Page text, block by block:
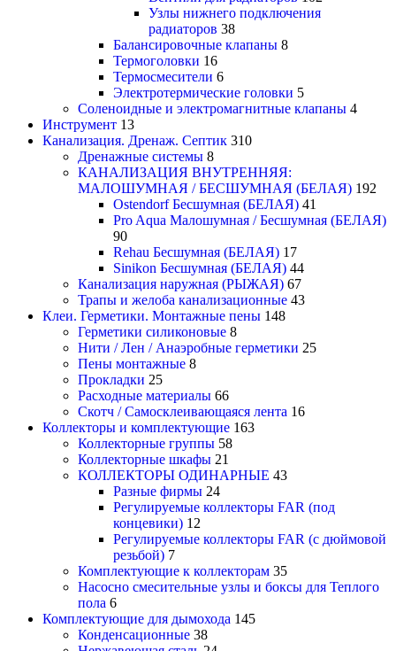
Узлы нижнего подключения
радиаторов 38
Балансировочные клапаны 8
Термоголовки 16
Термосмесители 6
Электротермические головки 5
Соленоидные и электромагнитные клапаны 4
Инструмент 13
Канализация. Дренаж. Септик 310
Дренажные системы 8
КАНАЛИЗАЦИЯ ВНУТРЕННЯЯ:
МАЛОШУМНАЯ / БЕСШУМНАЯ (БЕЛАЯ) 192
Ostendorf Бесшумная (БЕЛАЯ) 41
Pro Aqua Малошумная / Бесшумная (БЕЛАЯ)
90
Rehau Бесшумная (БЕЛАЯ) 17
Sinikon Бесшумная (БЕЛАЯ) 44
Канализация наружная (РЫЖАЯ) 67
Трапы и желоба канализационные 43
Клеи. Герметики. Монтажные пены 148
Герметики силиконовые 8
Нити / Лен / Анаэробные герметики 25
Пены монтажные 8
Прокладки 25
Расходные материалы 66
Скотч / Самосклеивающаяся лента 16
Коллекторы и комплектующие 163
Коллекторные группы 58
Коллекторные шкафы 21
КОЛЛЕКТОРЫ ОДИНАРНЫЕ 43
Разные фирмы 24
Регулируемые коллекторы FAR (под
концевики) 12
Регулируемые коллекторы FAR (с дюймовой
резьбой) 7
Комплектующие к коллекторам 35
Насосно смесительные узлы и боксы для Теплого
пола 6
Комплектующие для дымохода 145
Конденсационные 38